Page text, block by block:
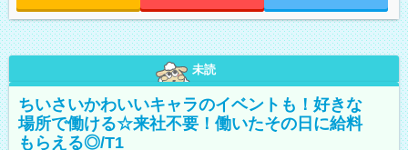
未読
ちいさいかわいいキャラのイベントも！好きな
場所で働ける☆来社不要！働いたその日に給料
もらえる◎/T1